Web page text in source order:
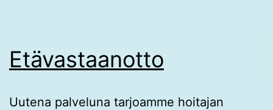
Etävastaanotto
Uutena palveluna tarjoamme hoitajan